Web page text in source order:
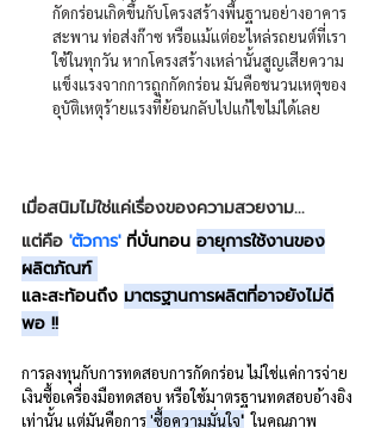
กัดกร่อนเกิดขึ้นกับโครงสร้างพื้นฐานอย่างอาคาร
สะพาน ท่อส่งก๊าซ หรือแม้แต่อะไหล่รถยนต์ที่เรา
ใช้ในทุกวัน หากโครงสร้างเหล่านั้นสูญเสียความ
แข็งแรงจากการถูกกัดกร่อน มันคือชนวนเหตุของ
อุบัติเหตุร้ายแรงที่ย้อนกลับไปแก้ไขไม่ได้เลย
เมื่อสนิมไม่ใช่แค่เรื่องของความสวยงาม...
แต่คือ 'ตัวการ' ที่บั่นทอน อายุการใช้งานของ
ผลิตภัณฑ์
และสะท้อนถึง มาตรฐานการผลิตที่อาจยังไม่ดี
พอ !!
การลงทุนกับการทดสอบการกัดกร่อน ไม่ใช่แค่การจ่าย
เงินซื้อเครื่องมือทดสอบ หรือใช้มาตรฐานทดสอบอ้างอิง
เท่านั้น แต่มันคือการ 'ซื้อความมั่นใจ' ในคุณภาพ